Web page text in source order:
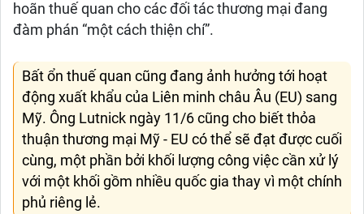
hoãn thuế quan cho các đối tác thương mại đang
đàm phán “một cách thiện chí”.
Bất ổn thuế quan cũng đang ảnh hưởng tới hoạt
động xuất khẩu của Liên minh châu Âu (EU) sang
Mỹ. Ông Lutnick ngày 11/6 cũng cho biết thỏa
thuận thương mại Mỹ - EU có thể sẽ đạt được cuối
cùng, một phần bởi khối lượng công việc cần xử lý
với một khối gồm nhiều quốc gia thay vì một chính
phủ riêng lẻ.